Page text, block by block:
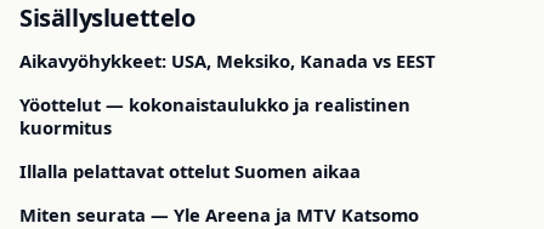
Sisällysluettelo
Aikavyöhykkeet: USA, Meksiko, Kanada vs EEST
Yöottelut — kokonaistaulukko ja realistinen
kuormitus
Illalla pelattavat ottelut Suomen aikaa
Miten seurata — Yle Areena ja MTV Katsomo